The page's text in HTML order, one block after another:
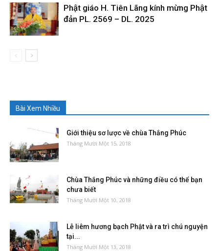
Phật giáo H. Tiên Lãng kính mừng Phật
đản PL. 2569 – DL. 2025
Bài Xem Nhiều
Giới thiệu sơ lược về chùa Thắng Phúc
Tháng Mười Một 15, 2018
Chùa Thắng Phúc và những điều có thể bạn
chưa biết
Tháng Mười Một 10, 2018
Lễ liêm hương bạch Phật và ra trì chú nguyện
tại...
Tháng Mười Một 13, 2018